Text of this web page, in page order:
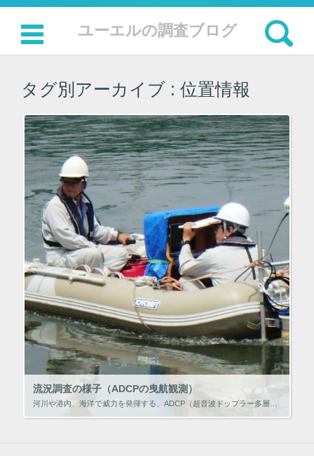
ユーエルの調査ブログ
検索:
コンテンツに移動
タグ別アーカイブ : 位置情報
流況調査の様子（ADCPの曳航観測）